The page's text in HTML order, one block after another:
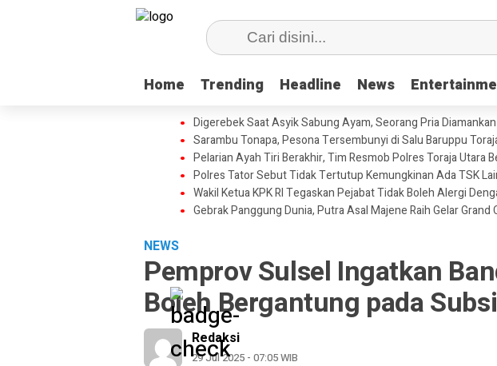
Home Trending Headline News
Home Trending Headline News
Digerebek Saat Asyik Sabung Ayam, Seorang Pria
Sarambu Tonapa, Pesona Tersembunyi di Salu Baruppu
Pelarian Ayah Tiri Berakhir, Tim Resmob Polres Toraja Utara
Polres Tator Sebut Tidak Tertutup Kemungkinan Ada TSK
Wakil Ketua KPK RI Tegaskan Pejabat Tidak Boleh Alergi
Gebrak Panggung Dunia, Putra Asal Majene Raih Gelar
NEWS
Pemprov Sulsel Ingatkan
Boleh Bergantung pada
Redaksi
29 Jul 2025 - 07:05 WIB